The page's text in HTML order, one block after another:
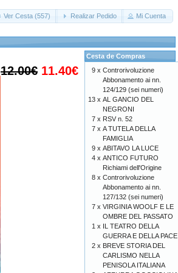
Ver Cesta (557) Realizar Pedido Mi Cuenta
12.00€ 11.40€
Cesta de Compras
9 x Controrivoluzione
Abbonamento ai nn.
124/129 (sei numeri)
13 x AL GANCIO DEL
NEGRONI
7 x RSV n. 52
7 x A TUTELA DELLA
FAMIGLIA
9 x ABITAVO LA LUCE
4 x ANTICO FUTURO
Richiami dell'Origine
8 x Controrivoluzione
Abbonamento ai nn.
127/132 (sei numeri)
7 x VIRGINIA WOOLF E LE
OMBRE DEL PASSATO
1 x IL TEATRO DELLA
GUERRA E DELLA PACE
2 x BREVE STORIA DEL
CARLISMO NELLA
PENISOLA ITALIANA